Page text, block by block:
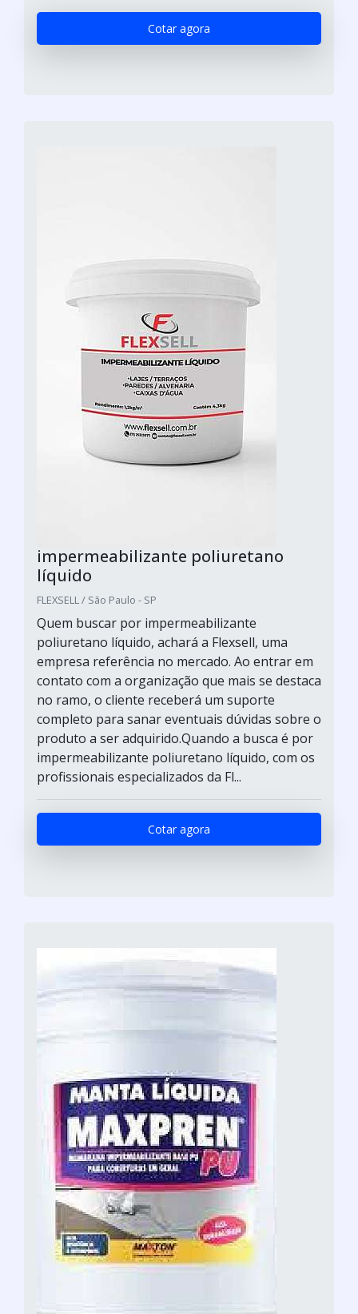
Cotar agora
impermeabilizante poliuretano
líquido
FLEXSELL / São Paulo - SP
Quem buscar por impermeabilizante
poliuretano líquido, achará a Flexsell, uma
empresa referência no mercado. Ao entrar em
contato com a organização que mais se destaca
no ramo, o cliente receberá um suporte
completo para sanar eventuais dúvidas sobre o
produto a ser adquirido.Quando a busca é por
impermeabilizante poliuretano líquido, com os
profissionais especializados da Fl...
Cotar agora